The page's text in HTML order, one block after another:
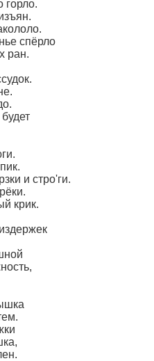
горло.
спёрло
ран.
и стро'ги.
крик.